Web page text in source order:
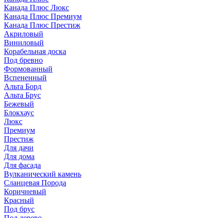
Канада Плюс Люкс
Канада Плюс Премиум
Канада Плюс Престиж
Акриловый
Виниловый
Корабельная доска
Под бревно
Формованный
Вспененный
Альта Борд
Альта Брус
Бежевый
Блокхаус
Люкс
Премиум
Престиж
Для дачи
Для дома
Для фасада
Вулканический камень
Сланцевая Порода
Коричневый
Красный
Под брус